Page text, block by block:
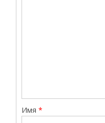
Имя*